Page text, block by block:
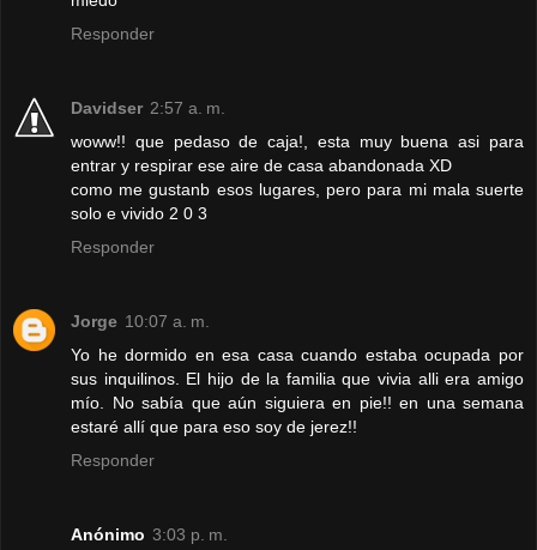
Responder
Davidser 2:57 a. m.
woww!! que pedaso de caja!, esta muy buena asi para
entrar y respirar ese aire de casa abandonada XD
como me gustanb esos lugares, pero para mi mala suerte
solo e vivido 2 0 3
Responder
Jorge 10:07 a. m.
Yo he dormido en esa casa cuando estaba ocupada por
sus inquilinos. El hijo de la familia que vivia alli era amigo
mío. No sabía que aún siguiera en pie!! en una semana
estaré allí que para eso soy de jerez!!
Responder
Anónimo 3:03 p. m.